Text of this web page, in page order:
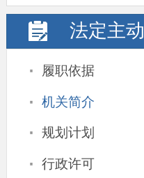
法定主动
· 履职依据
· 机关简介
· 规划计划
· 行政许可